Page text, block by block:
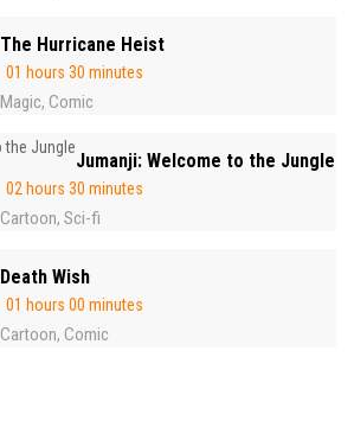
The Hurricane Heist
01 hours 30 minutes
Magic, Comic
Jumanji: Welcome to the Jungle
02 hours 30 minutes
Cartoon, Sci-fi
Death Wish
01 hours 00 minutes
Cartoon, Comic